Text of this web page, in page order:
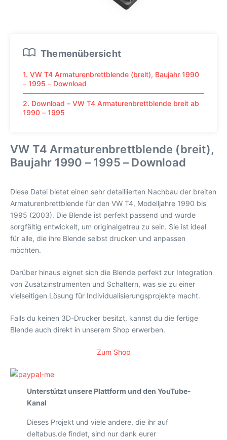
Themenübersicht
1. VW T4 Armaturenbrettblende (breit), Baujahr 1990
– 1995 – Download
2. Download – VW T4 Armaturenbrettblende breit ab
1990 – 1995
VW T4 Armaturenbrettblende (breit),
Baujahr 1990 – 1995 – Download
Diese Datei bietet einen sehr detaillierten Nachbau der breiten
Armaturenbrettblende für den VW T4, Modelljahre 1990 bis
1995 (2003). Die Blende ist perfekt passend und wurde
sorgfältig entwickelt, um originalgetreu zu sein. Sie ist ideal
für alle, die ihre Blende selbst drucken und anpassen
möchten.
Darüber hinaus eignet sich die Blende perfekt zur Integration
von Zusatzinstrumenten und Schaltern, was sie zu einer
vielseitigen Lösung für Individualisierungsprojekte macht.
Falls du keinen 3D-Drucker besitzt, kannst du die fertige
Blende auch direkt in unserem Shop erwerben.
Zum Shop
Unterstützt unsere Plattform und den YouTube-
Kanal
Dieses Projekt und viele andere, die ihr auf
deltabus.de findet, sind nur dank eurer